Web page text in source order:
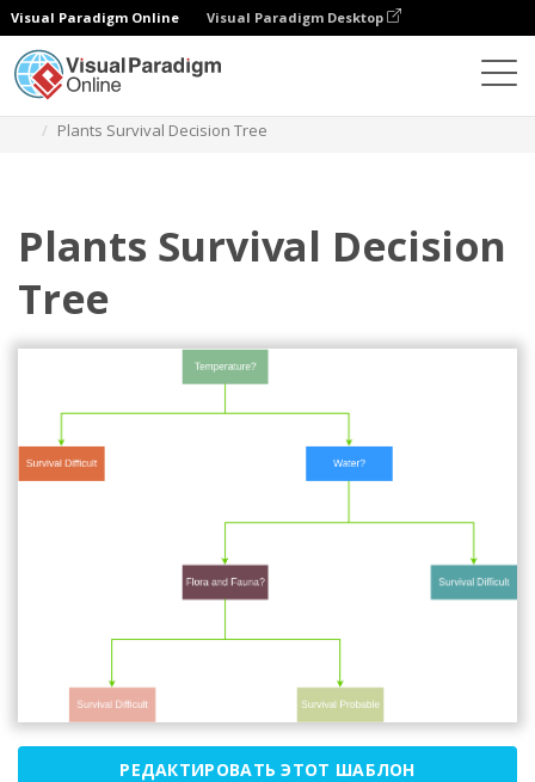
Visual Paradigm Online Visual Paradigm Desktop
Plants Survival Decision Tree
Plants Survival Decision
Tree
РЕДАКТИРОВАТЬ ЭТОТ ШАБЛОН